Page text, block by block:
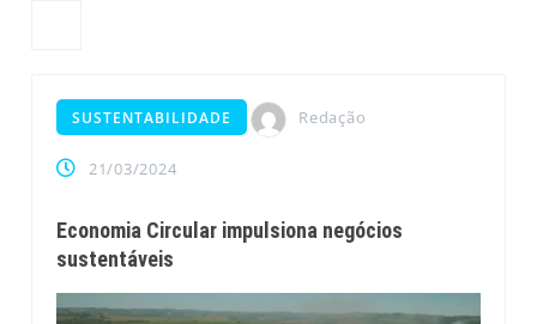
SUSTENTABILIDADE Redação
21/03/2024
Economia Circular impulsiona negócios
sustentáveis